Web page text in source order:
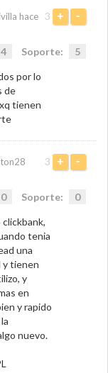
3 + -
hace
4 Soporte: 5
por lo
de
tienen
3 + -
0 Soporte: 0
tenia
una
y tienen
y
en
y rapido
nuevo.